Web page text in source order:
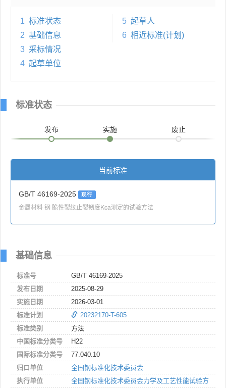
1 标准状态
2 基础信息
3 采标情况
4 起草单位
5 起草人
6 相近标准(计划)
标准状态
发布 实施 废止
当前标准
GB/T 46169-2025 现行
金属材料 钢 脆性裂纹止裂韧度Kca测定的试验方法
基础信息
标准号
GB/T 46169-2025
发布日期
2025-08-29
实施日期
2026-03-01
标准计划
20232170-T-605
标准类别
方法
中国标准分类号
H22
国际标准分类号
77.040.10
归口单位
全国钢标准化技术委员会
执行单位
全国钢标准化技术委员会力学及工艺性能试验方